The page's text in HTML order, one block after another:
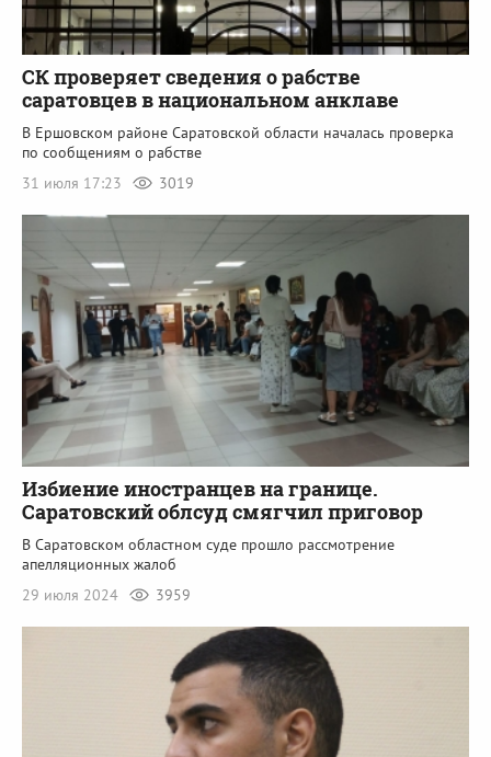
СК проверяет сведения о рабстве
саратовцев в национальном анклаве
В Ершовском районе Саратовской области началась проверка
по сообщениям о рабстве
31 июля 17:23
3019
Избиение иностранцев на границе.
Саратовский облсуд смягчил приговор
В Саратовском областном суде прошло рассмотрение
апелляционных жалоб
29 июля 2024
3959